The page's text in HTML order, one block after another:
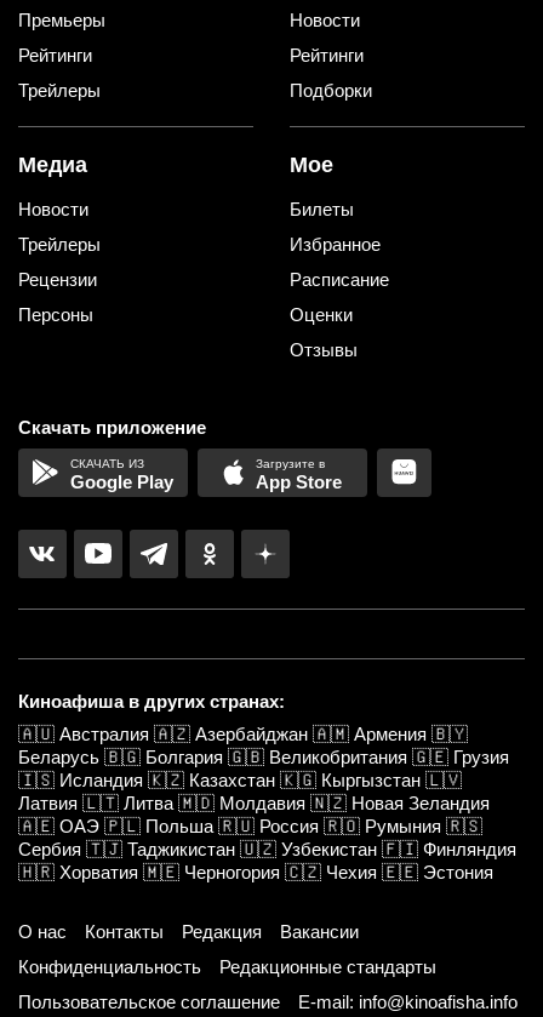
Премьеры
Рейтинги
Трейлеры
Новости
Рейтинги
Подборки
Медиа
Новости
Трейлеры
Рецензии
Персоны
Мое
Билеты
Избранное
Расписание
Оценки
Отзывы
Скачать приложение
Google Play App Store
Киноафиша в других странах:
🇦🇺 Австралия 🇦🇿 Азербайджан 🇦🇲 Армения 🇧🇾
Беларусь 🇧🇬 Болгария 🇬🇧 Великобритания 🇬🇪 Грузия
🇮🇸 Исландия 🇰🇿 Казахстан 🇰🇬 Кыргызстан 🇱🇻
Латвия 🇱🇹 Литва 🇲🇩 Молдавия 🇳🇿 Новая Зеландия
🇦🇪 ОАЭ 🇵🇱 Польша 🇷🇺 Россия 🇷🇴 Румыния 🇷🇸
Сербия 🇹🇯 Таджикистан 🇺🇿 Узбекистан 🇫🇮 Финляндия
🇭🇷 Хорватия 🇲🇪 Черногория 🇨🇿 Чехия 🇪🇪 Эстония
О нас Контакты Редакция
Вакансии
Конфиденциальность
Редакционные стандарты
Пользовательское соглашение
E-mail: info@kinoafisha.info